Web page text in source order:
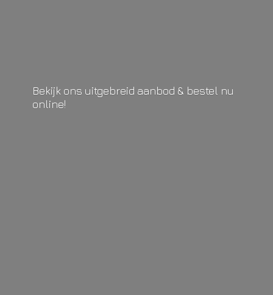
Bekijk ons uitgebreid aanbod & bestel nu
online!